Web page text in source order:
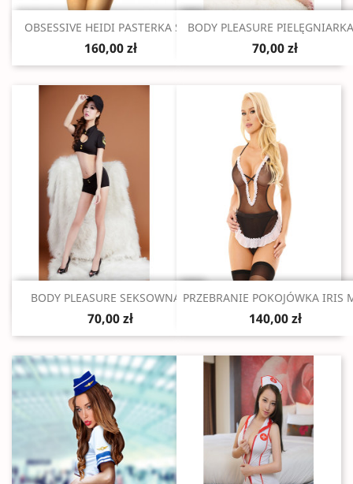
Szybki podgląd
OBSESSIVE HEIDI PASTERKA S/M
160,00 zł
Szybki podgląd
BODY PLEASURE
70,00 zł
 Szybki podgląd
BODY PLEASURE SEKSOWNA...
70,00 zł
Szybki podgląd
PRZEBRANIE POKOJÓWKA IRIS
140,00 zł